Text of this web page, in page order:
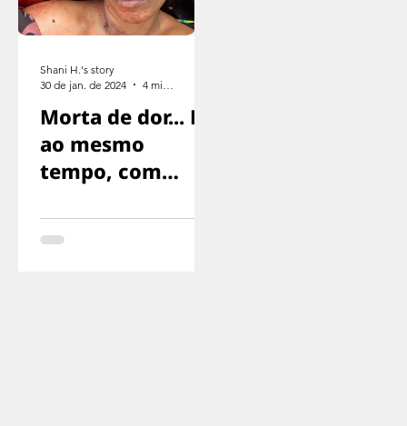
Morta de dor... E
ao mesmo
tempo, com
com medo de
que nos
Shani H.'s story
30 de jan. de 2024